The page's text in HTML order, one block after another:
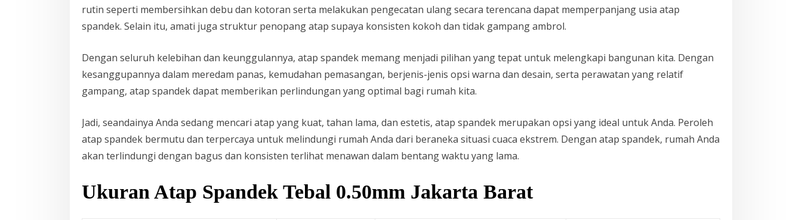
rutin seperti membersihkan debu dan kotoran serta melakukan pengecatan ulang secara terencana dapat memperpanjang usia atap
spandek. Selain itu, amati juga struktur penopang atap supaya konsisten kokoh dan tidak gampang ambrol.
Dengan seluruh kelebihan dan keunggulannya, atap spandek memang menjadi pilihan yang tepat untuk melengkapi bangunan kita. Dengan
kesanggupannya dalam meredam panas, kemudahan pemasangan, berjenis-jenis opsi warna dan desain, serta perawatan yang relatif
gampang, atap spandek dapat memberikan perlindungan yang optimal bagi rumah kita.
Jadi, seandainya Anda sedang mencari atap yang kuat, tahan lama, dan estetis, atap spandek merupakan opsi yang ideal untuk Anda. Peroleh
atap spandek bermutu dan terpercaya untuk melindungi rumah Anda dari beraneka situasi cuaca ekstrem. Dengan atap spandek, rumah Anda
akan terlindungi dengan bagus dan konsisten terlihat menawan dalam bentang waktu yang lama.
Ukuran Atap Spandek Tebal 0.50mm Jakarta Barat